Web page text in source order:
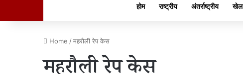
होम राष्ट्रीय अंतर्राष्ट्रीय खेल
Home /महरौली रेप केस